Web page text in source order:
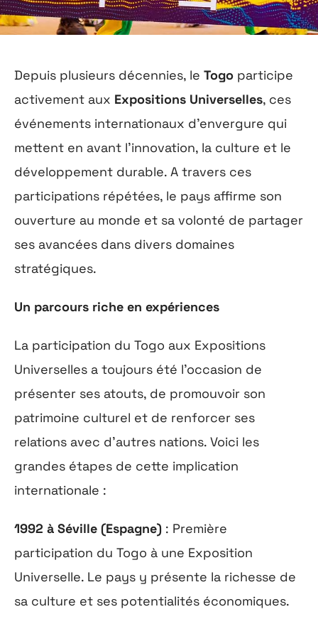
Depuis plusieurs décennies, le Togo participe
activement aux Expositions Universelles, ces
événements internationaux d’envergure qui
mettent en avant l’innovation, la culture et le
développement durable. A travers ces
participations répétées, le pays affirme son
ouverture au monde et sa volonté de partager
ses avancées dans divers domaines
stratégiques.
Un parcours riche en expériences
La participation du Togo aux Expositions
Universelles a toujours été l’occasion de
présenter ses atouts, de promouvoir son
patrimoine culturel et de renforcer ses
relations avec d’autres nations. Voici les
grandes étapes de cette implication
internationale :
1992 à Séville (Espagne) : Première
participation du Togo à une Exposition
Universelle. Le pays y présente la richesse de
sa culture et ses potentialités économiques.